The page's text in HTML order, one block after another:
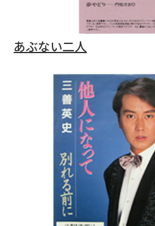
あぶない二人